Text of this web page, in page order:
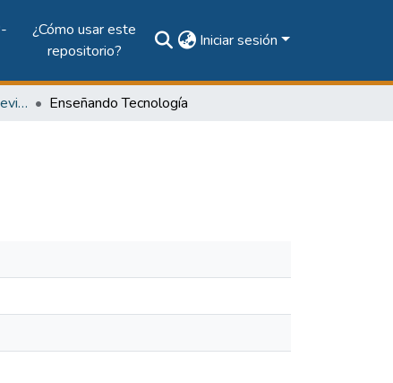
¿Cómo usar este
repositorio?
Iniciar sesión
Vol. 7, Núm. 1 (2003): Revista Tecnología Hoy Enseñando Tecnología